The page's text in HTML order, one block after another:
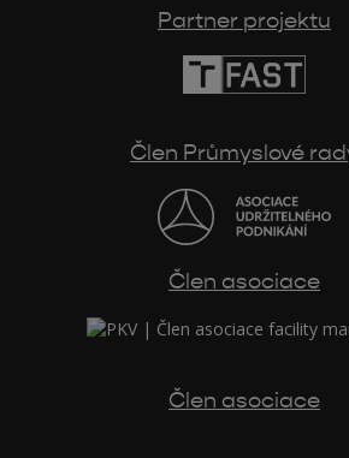
Partner projektu
Člen Průmyslové
Člen asociace
Člen asociace